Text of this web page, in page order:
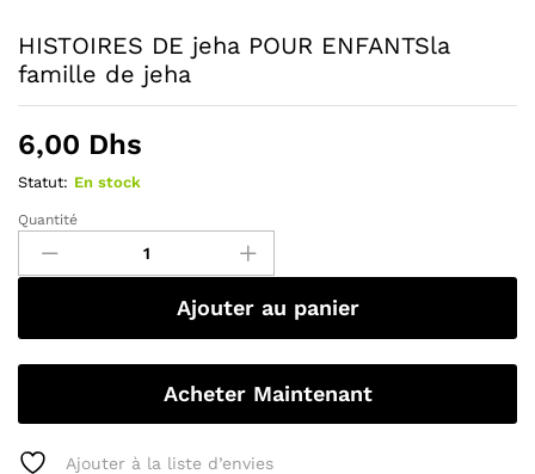
HISTOIRES DE jeha POUR ENFANTSla
famille de jeha
6,00 Dhs
Statut: En stock
Quantité
Ajouter au panier
Acheter Maintenant
Ajouter à la liste d’envies